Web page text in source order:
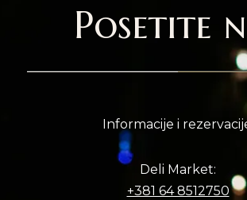
Posetite
Informacije i
Deli Market:
+381 64 8512750